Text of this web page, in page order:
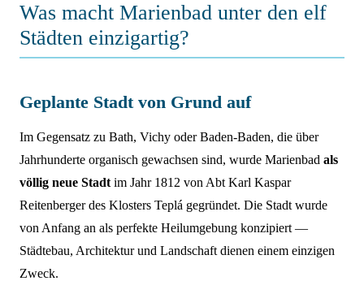
Was macht Marienbad unter den elf
Städten einzigartig?
Geplante Stadt von Grund auf
Im Gegensatz zu Bath, Vichy oder Baden-Baden, die über
Jahrhunderte organisch gewachsen sind, wurde Marienbad als
völlig neue Stadt im Jahr 1812 von Abt Karl Kaspar
Reitenberger des Klosters Teplá gegründet. Die Stadt wurde
von Anfang an als perfekte Heilumgebung konzipiert —
Städtebau, Architektur und Landschaft dienen einem einzigen
Zweck.